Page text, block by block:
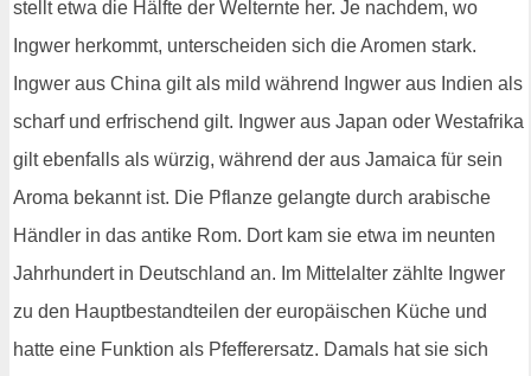
stellt etwa die Hälfte der Welternte her. Je nachdem, wo
Ingwer herkommt, unterscheiden sich die Aromen stark.
Ingwer aus China gilt als mild während Ingwer aus Indien als
scharf und erfrischend gilt. Ingwer aus Japan oder Westafrika
gilt ebenfalls als würzig, während der aus Jamaica für sein
Aroma bekannt ist. Die Pflanze gelangte durch arabische
Händler in das antike Rom. Dort kam sie etwa im neunten
Jahrhundert in Deutschland an. Im Mittelalter zählte Ingwer
zu den Hauptbestandteilen der europäischen Küche und
hatte eine Funktion als Pfefferersatz. Damals hat sie sich